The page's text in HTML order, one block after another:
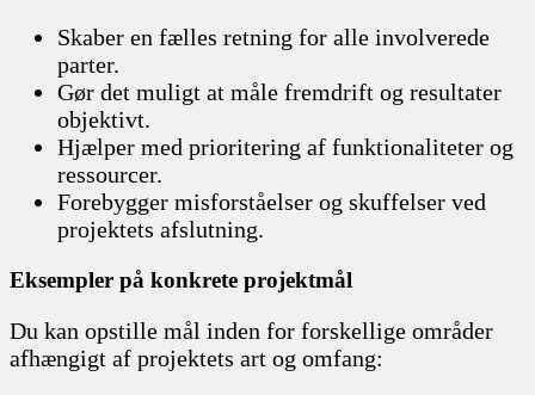
Skaber en fælles retning for alle involverede
parter.
Gør det muligt at måle fremdrift og resultater
objektivt.
Hjælper med prioritering af funktionaliteter og
ressourcer.
Forebygger misforståelser og skuffelser ved
projektets afslutning.
Eksempler på konkrete projektmål
Du kan opstille mål inden for forskellige områder
afhængigt af projektets art og omfang: